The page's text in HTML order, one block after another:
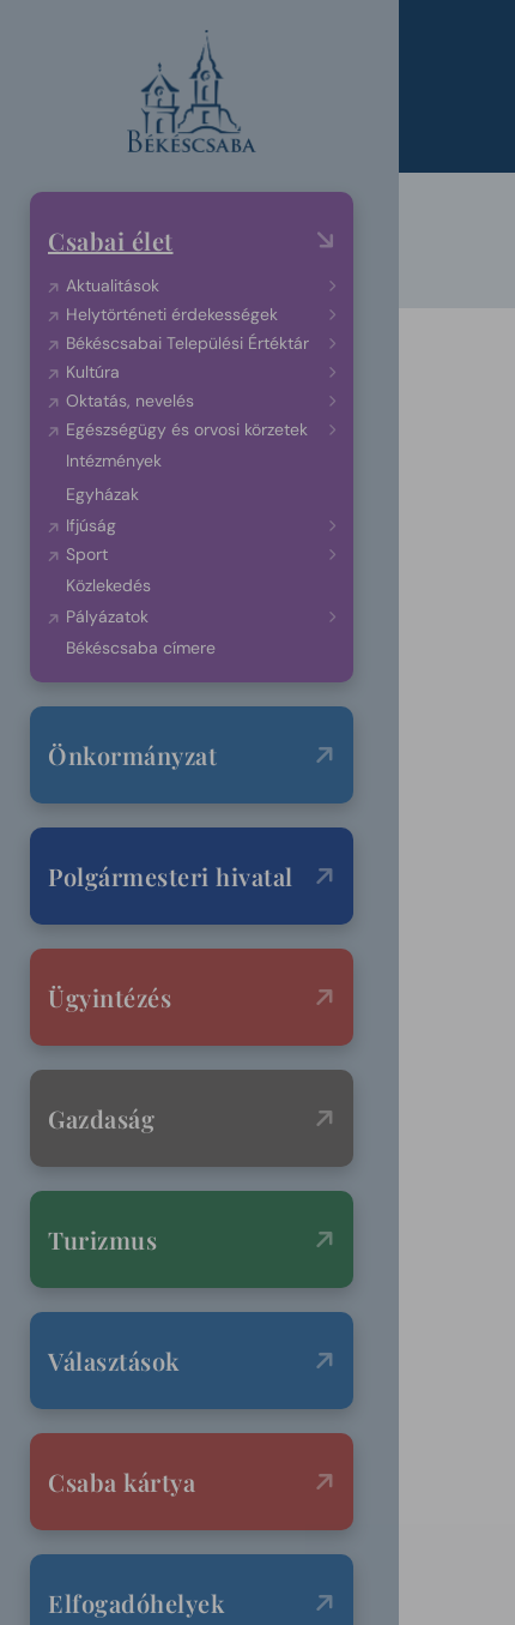
Csabai élet
Aktualitások
Helytörténeti érdekességek
Békéscsabai Települési Értéktár
Kultúra
Oktatás, nevelés
Egészségügy és orvosi körzetek
Intézmények
Egyházak
Ifjúság
Sport
Közlekedés
Pályázatok
Békéscsaba címere
Önkormányzat
Polgármesteri hivatal
Ügyintézés
Gazdaság
Turizmus
Választások
Csaba kártya
Elfogadóhelyek